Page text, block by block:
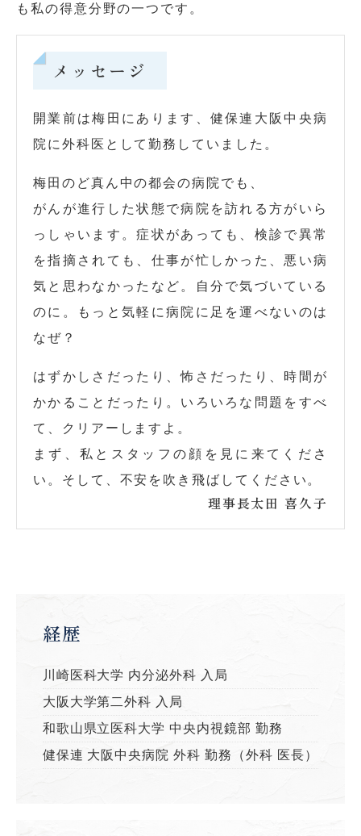
も私の得意分野の一つです。
メッセージ
開業前は梅田にあります、健保連大阪中央病
院に外科医として勤務していました。
梅田のど真ん中の都会の病院でも、
がんが進行した状態で病院を訪れる方がいら
っしゃいます。症状があっても、検診で異常
を指摘されても、仕事が忙しかった、悪い病
気と思わなかったなど。自分で気づいている
のに。もっと気軽に病院に足を運べないのは
なぜ？
はずかしさだったり、怖さだったり、時間が
かかることだったり。いろいろな問題をすべ
て、クリアーしますよ。
まず、私とスタッフの顔を見に来てくださ
い。そして、不安を吹き飛ばしてください。
理事長太田 喜久子
経歴
川崎医科大学 内分泌外科 入局
大阪大学第二外科 入局
和歌山県立医科大学 中央内視鏡部 勤務
健保連 大阪中央病院 外科 勤務（外科 医長）